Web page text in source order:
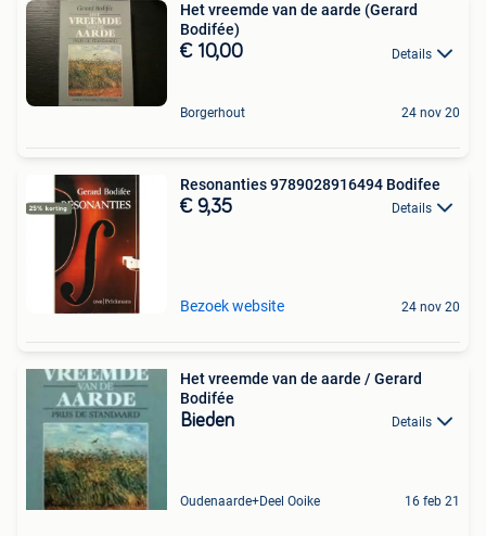
Het vreemde van de aarde (Gerard
Bodifée)
€ 10,00 Details
Borgerhout 24 nov 20
Resonanties 9789028916494 Bodifee
€ 9,35 Details
Bezoek website 24 nov 20
Het vreemde van de aarde / Gerard
Bodifée
Bieden Details
Oudenaarde+Deel Ooike 16 feb 21